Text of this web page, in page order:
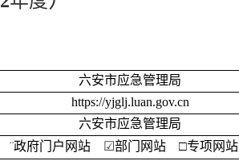
六安市应急管理局
https://yjglj.luan.gov.cn
六安市应急管理局
¨政府门户网站 ☑部门网站 □专项网站